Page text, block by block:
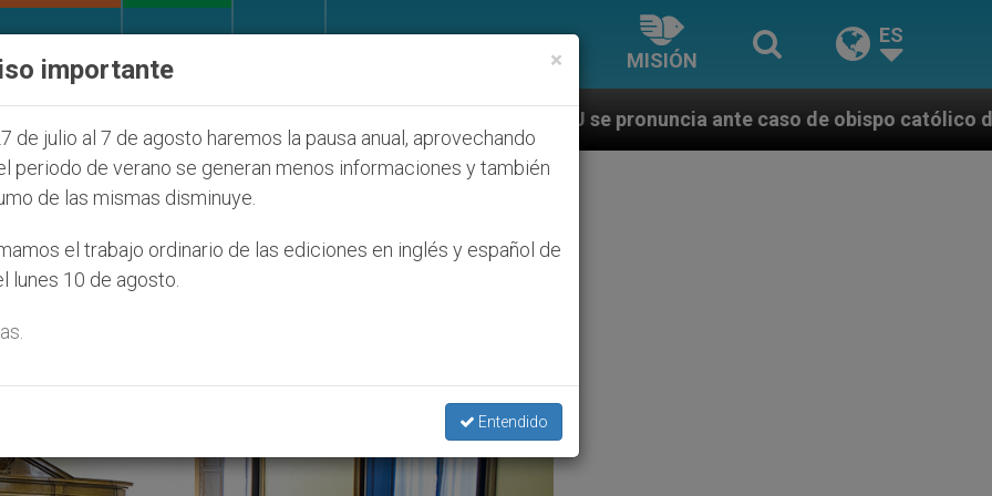
MISIÓN
ES
la Juventud Seúl 2027 ONU se pronuncia ante caso de obispo católico desaparecido por la
Józef Wesołowski’
×
importante
de julio al 7 de agosto haremos la pausa anual, aprovechando
periodo de verano se generan menos informaciones y también
de las mismas disminuye.
el trabajo ordinario de las ediciones en inglés y español de
lunes 10 de agosto.
Entendido